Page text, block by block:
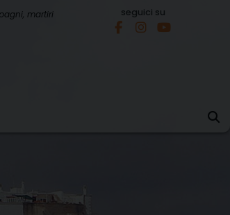
martiri seguici su